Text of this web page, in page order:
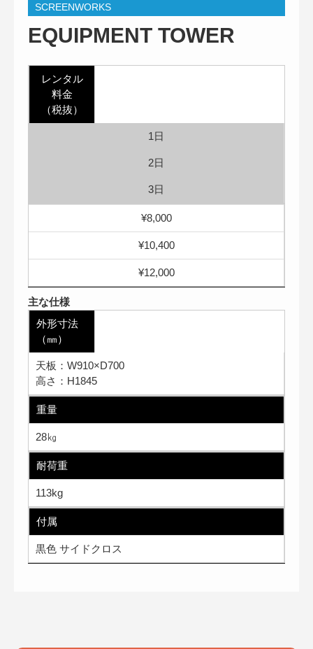
SCREENWORKS
EQUIPMENT TOWER
レンタル
料金
（税抜）
1日
2日
3日
¥8,000
¥10,400
¥12,000
主な仕様
外形寸法
（㎜）
天板：W910×D700
高さ：H1845
重量
28㎏
耐荷重
113kg
付属
黒色 サイドクロス